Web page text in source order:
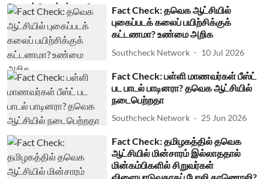
Fact Check: தவெக ஆட்சியில்
புகைப்படக் கலைப் பயிற்சிக்குக்
கட்டணமா? உண்மை அறிக
Southcheck Network 10 Jul 2026
Fact Check: பள்ளி மாணவர்கள் பீஸ்ட்
பட பாடல் பாடினரா? தவெக ஆட்சியில்
நடைபெற்றதா
Southcheck Network 25 Jun 2026
Fact Check: தமிழகத்தில் தவெக
ஆட்சியில் மின்சாரம் இல்லாததால்
மின்கம்பிகளில் சிறுவர்கள்